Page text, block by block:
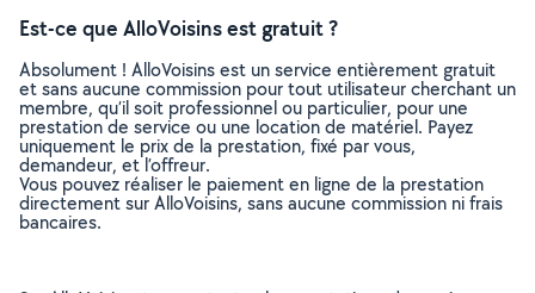
Est-ce que AlloVoisins est gratuit ?
Absolument ! AlloVoisins est un service entièrement gratuit
et sans aucune commission pour tout utilisateur cherchant un
membre, qu’il soit professionnel ou particulier, pour une
prestation de service ou une location de matériel. Payez
uniquement le prix de la prestation, fixé par vous,
demandeur, et l’offreur.
Vous pouvez réaliser le paiement en ligne de la prestation
directement sur AlloVoisins, sans aucune commission ni frais
bancaires.